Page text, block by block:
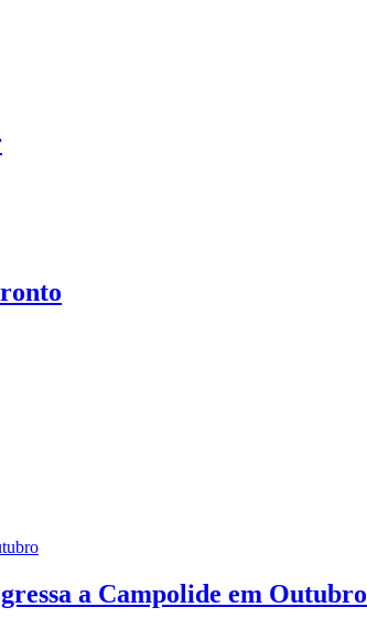
a Campolide em Outubro